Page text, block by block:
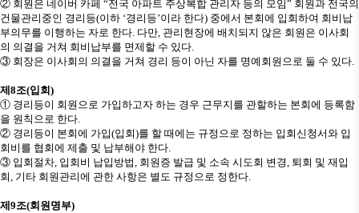
② 회원은 네이버 카페 “전국 아파트 주상복합 관리자 등의 모임” 회원과 전국의
건물관리중인 경리등(이하 ‘경리등’이라 한다) 중에서 본회에 입회하여 회비납
부의무를 이행하는 자로 한다. 다만, 관리현장에 배치되지 않은 회원은 이사회
의 의결을 거쳐 회비납부를 면제할 수 있다.
③ 회장은 이사회의 의결을 거쳐 경리 등이 아닌 자를 명예회원으로 둘 수 있다.
제 8조(입회 )
① 경리등이 회원으로 가입하고자 하는 경우 근무지를 관할하는 본회에 등록함
을 원칙으로 한다.
② 경리등이 본회에 가입(입회)를 할 때에는 규정으로 정하는 입회신청서와 입
회비를 협회에 제출 및 납부해야 한다.
③ 입회절차, 입회비 납입방법, 회원증 발급 및 소속 시도회 변경, 퇴회 및 재입
회, 기타 회원관리에 관한 사항은 별도 규정으로 정한다.
제 9조(회원명부)